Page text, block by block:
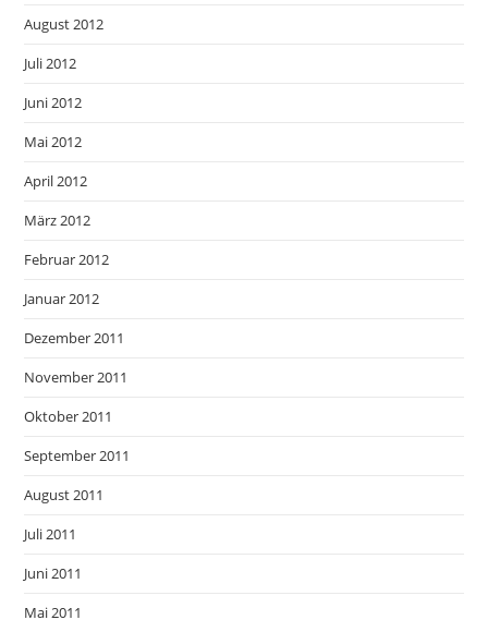
August 2012
Juli 2012
Juni 2012
Mai 2012
April 2012
März 2012
Februar 2012
Januar 2012
Dezember 2011
November 2011
Oktober 2011
September 2011
August 2011
Juli 2011
Juni 2011
Mai 2011